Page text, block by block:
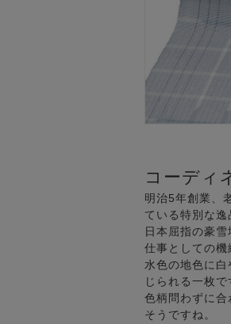
コーディ
明治5年創業、
ている特別な逸
日本屈指の豪
仕事としての機
水色の地色に
じられる一枚
色柄問わずに
そうですね。